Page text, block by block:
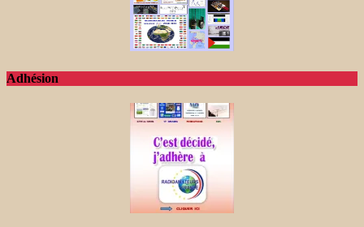
Adhésion